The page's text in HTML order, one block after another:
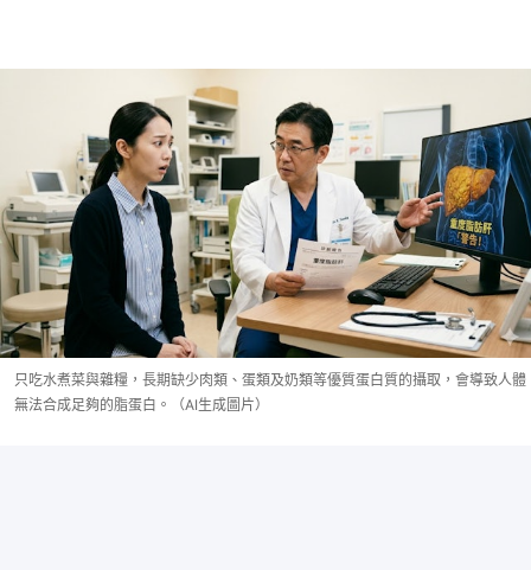
只吃水煮菜與雜糧，長期缺少肉類、蛋類及奶類等優質蛋白質的攝取，會導致人體
無法合成足夠的脂蛋白。（AI生成圖片）